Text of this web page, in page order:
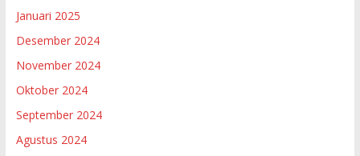
Januari 2025
Desember 2024
November 2024
Oktober 2024
September 2024
Agustus 2024